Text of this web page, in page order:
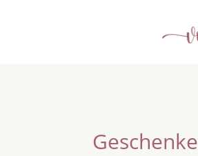
Geschenke